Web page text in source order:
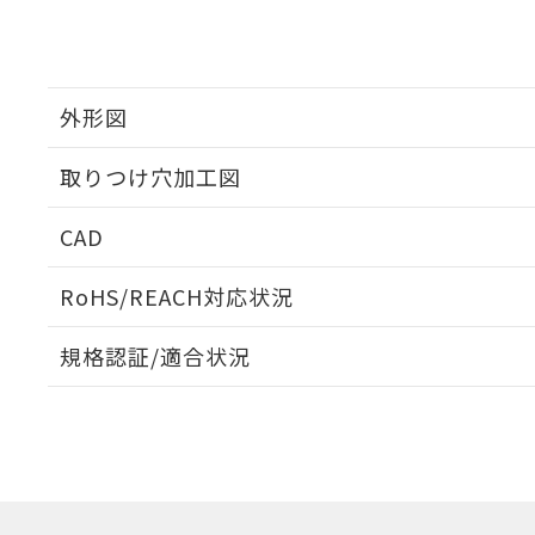
外形図
取りつけ穴加工図
CAD
RoHS/REACH対応状況
EU RoHS 注意事項・凡例
規格認証/適合状況